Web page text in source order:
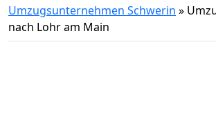
Umzugsunternehmen Schwerin »
nach Lohr am Main